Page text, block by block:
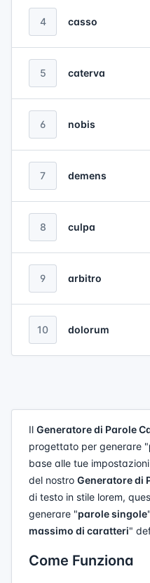
4 casso
5 caterva
6 nobis
7 demens
8 culpa
9 arbitro
10 dolorum
Il Generatore di Parole
progettato per generare "
base alle tue
del nostro Generatore di
di testo in stile lorem,
generare "parole singole
massimo di caratteri"
Come Funziona